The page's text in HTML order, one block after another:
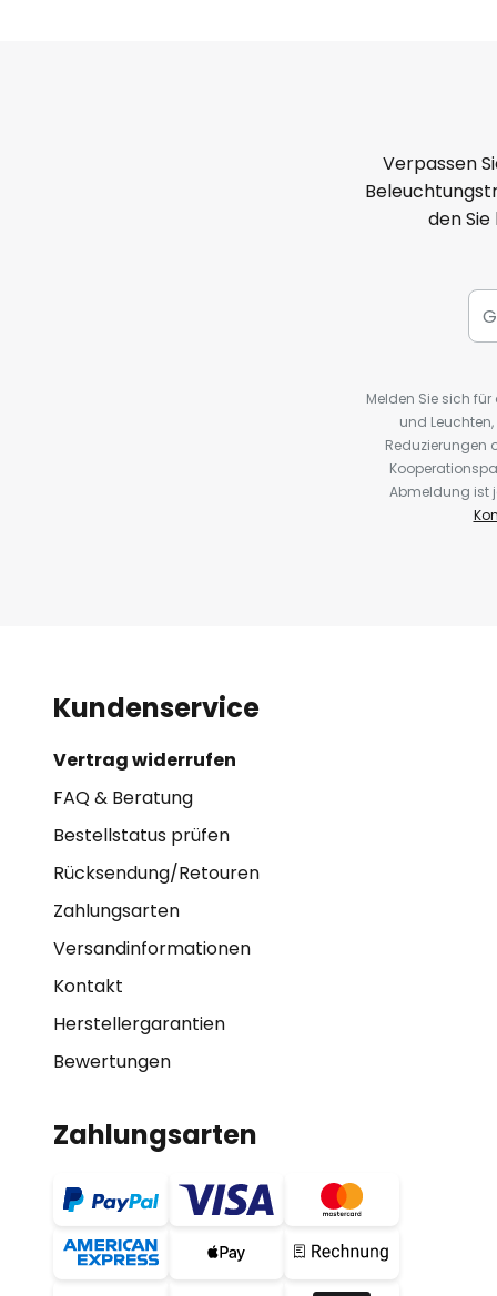
Verpassen
den
Melden Sie sich
und
Reduzierungen
Abmeldung ist
Kundenservice
Vertrag widerrufen
FAQ & Beratung
Bestellstatus prüfen
Rücksendung/Retouren
Zahlungsarten
Versandinformationen
Kontakt
Herstellergarantien
Bewertungen
Zahlungsarten